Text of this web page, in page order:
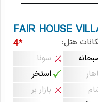
FAIR HOUSE
هتل: *4
سونا
استخر
بازار بر